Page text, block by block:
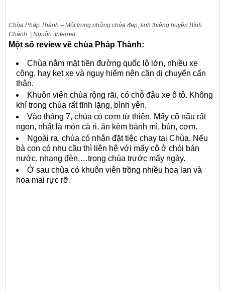
Chùa Pháp Thành – Một trong những chùa đẹp, linh thiêng huyện Bình
Chánh. | Nguồn: Internet
Một số review về chùa Pháp Thành:
Chùa nằm mặt tiền đường quốc lộ lớn, nhiều xe
công, hay kẹt xe và nguy hiểm nên cần di chuyển cẩn
thận.
Khuôn viên chùa rộng rãi, có chỗ đậu xe ô tô. Không
khí trong chùa rất tĩnh lặng, bình yên.
Vào tháng 7, chùa có cơm từ thiện. Mấy cô nấu rất
ngon, nhất là món cà ri, ăn kèm bánh mì, bún, cơm.
Ngoài ra, chùa có nhận đặt tiệc chay tại Chùa. Nếu
bà con có nhu cầu thì liên hệ với mấy cô ở chòi bán
nước, nhang đèn,…trong chùa trước mấy ngày.
Ở sau chùa có khuôn viên trồng nhiều hoa lan và
hoa mai rực rỡ.